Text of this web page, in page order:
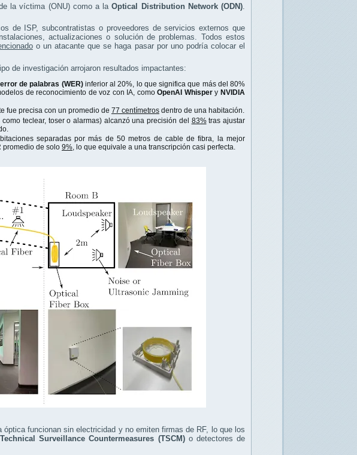
la víctima (ONU) como a laOptical Distribution Network (ODN)
de ISP, subcontratistas o proveedores de servicios externos que
actualizaciones o solución de problemas. Todos estos
o un atacante que se haga pasar por uno podría colocar el
de investigación arrojaron resultados impactantes:
de palabras (WER)inferior al 20%, lo que significa que más del 80%
de reconocimiento de voz con IA, comoOpenAI WhisperyNVIDIA
fue precisa con un promedio de 77 centímetros dentro de una habitación.
teclear, toser o alarmas) alcanzó una precisión del 83%tras ajustar
separadas por más de 50 metros de cable de fibra, la mejor
promedio de solo 9%, lo que equivale a una transcripción casi perfecta.
funcionan sin electricidad y no emiten firmas de RF, lo que los
Technical Surveillance Countermeasures (TSCM)o detectores de